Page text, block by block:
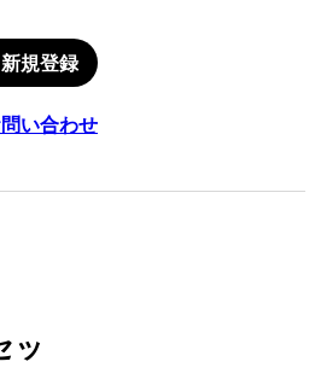
規登録
い合わせ
ッ